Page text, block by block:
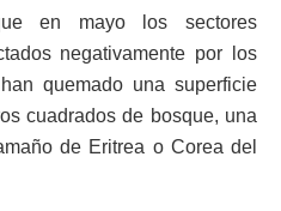
en mayo los sectores
negativamente por los
quemado una superficie
cuadrados de bosque, una
de Eritrea o Corea del